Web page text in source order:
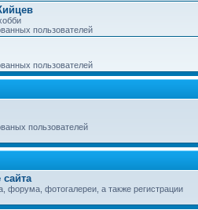
пользователей
пользователей
пользователей
форума, фотогалереи, а также регистрации